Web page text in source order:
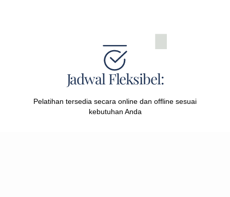
Jadwal Fleksibel:
Pelatihan tersedia secara online dan offline sesuai
kebutuhan Anda